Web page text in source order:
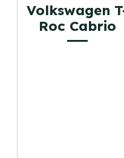
Volkswagen
Roc Cabrio